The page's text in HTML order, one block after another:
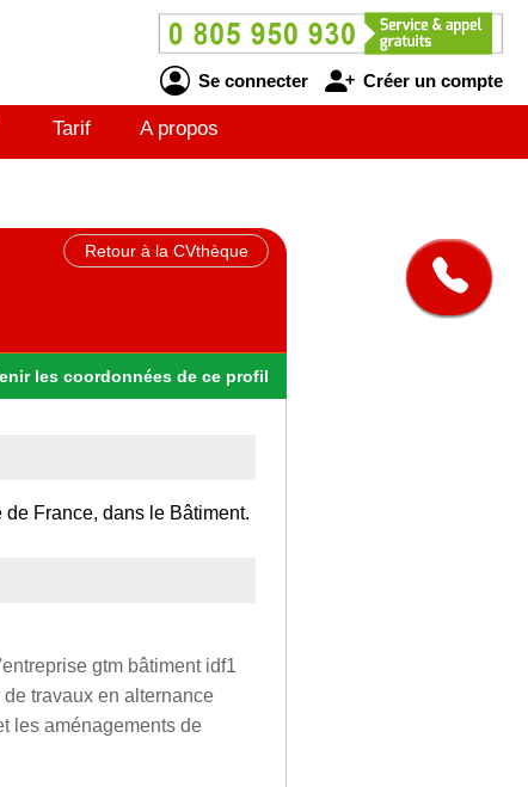
Se connecter Créer un compte
Tarif A propos
Retour à la CVthèque
les coordonnées de ce profil
France, dans le Bâtiment.
gtm bâtiment idf1
travaux en alternance
les aménagements de